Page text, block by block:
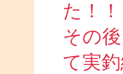
た！！
その
て実釣